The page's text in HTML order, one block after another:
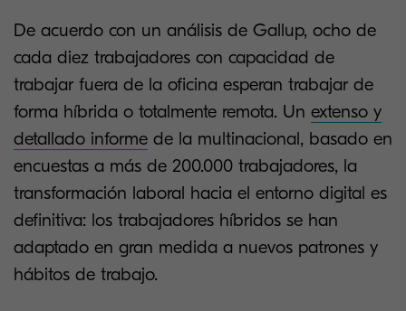
De acuerdo con un análisis de Gallup, ocho de
cada diez trabajadores con capacidad de
trabajar fuera de la oficina esperan trabajar de
forma híbrida o totalmente remota. Un extenso y
detallado informe de la multinacional, basado en
encuestas a más de 200.000 trabajadores, la
transformación laboral hacia el entorno digital es
definitiva: los trabajadores híbridos se han
adaptado en gran medida a nuevos patrones y
hábitos de trabajo.